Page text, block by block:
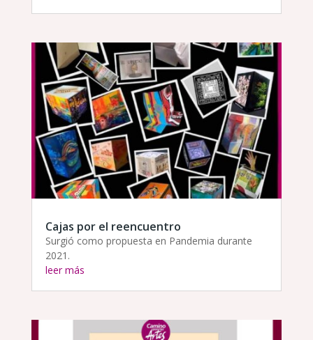
Cajas por el reencuentro
Surgió como propuesta en Pandemia durante
2021.
leer más